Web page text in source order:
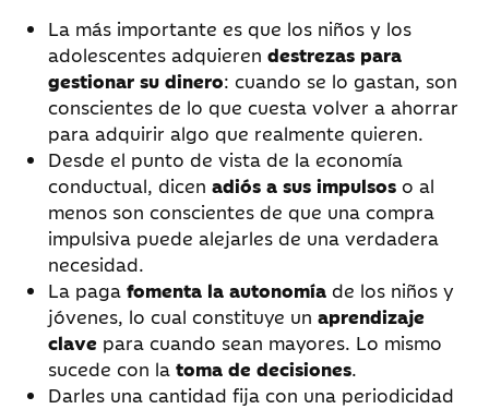
La más importante es que los niños y los
adolescentes adquieren destrezas para
gestionar su dinero: cuando se lo gastan, son
conscientes de lo que cuesta volver a ahorrar
para adquirir algo que realmente quieren.
Desde el punto de vista de la economía
conductual, dicen adiós a sus impulsos o al
menos son conscientes de que una compra
impulsiva puede alejarles de una verdadera
necesidad.
La paga fomenta la autonomía de los niños y
jóvenes, lo cual constituye un aprendizaje
clave para cuando sean mayores. Lo mismo
sucede con la toma de decisiones.
Darles una cantidad fija con una periodicidad